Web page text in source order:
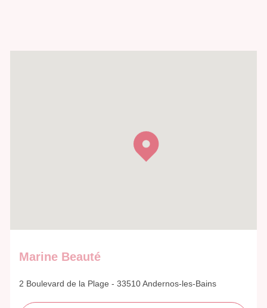
Marine Beauté
2 Boulevard de la Plage - 33510 Andernos-les-Bains